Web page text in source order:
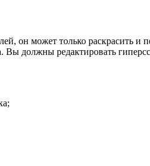
он может только раскрасить и
Вы должны редактировать